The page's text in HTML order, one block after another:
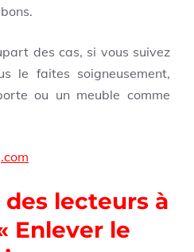
des cas, si vous suivez
le faites soigneusement,
ou un meuble comme
lecteurs à
Enlever le